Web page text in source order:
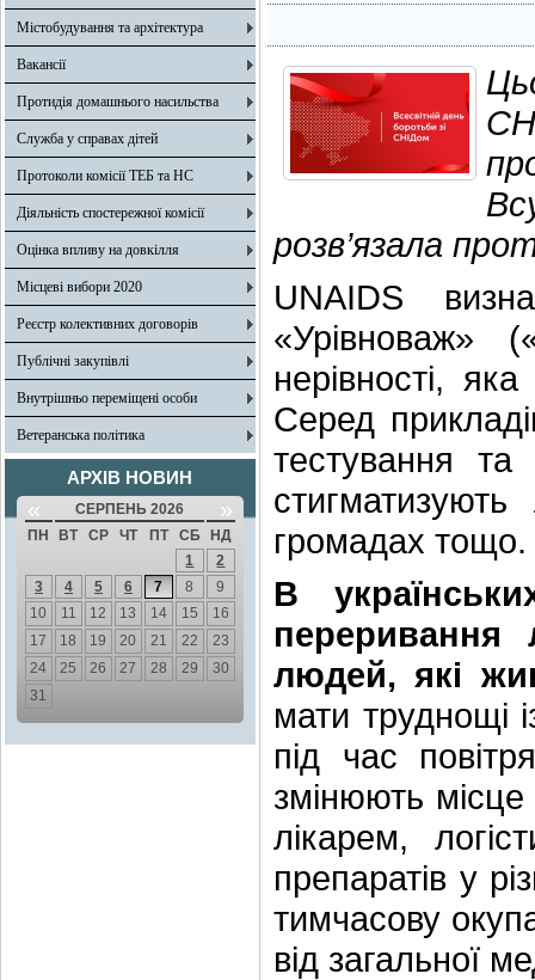
Містобудування та архітектура
Вакансії
Протидія домашнього насильства
Служба у справах дітей
Протоколи комісії ТЕБ та НС
Діяльність спостережної комісії
Оцінка впливу на довкілля
Місцеві вибори 2020
Реєстр колективних договорів
Публічні закупівлі
Внутрішньо переміщені особи
Ветеранська політика
АРХІВ НОВИН
« СЕРПЕНЬ 2026 »
ПН ВТ СР ЧТ ПТ СБ
НД
1
2
3
4 5 6 7 8
9
10
11 12 13 14 15
16
17
18 19 20 21 22
23
24
25 26 27 28 29
30
31
розв’язала
UNAIDS
«Урівноваж»
нерівності,
Серед
тестування
громадах тощо.
В
переривання
людей, які
мати труднощі
під час
змінюють місце
лікарем,
препаратів у
тимчасову
від загальної